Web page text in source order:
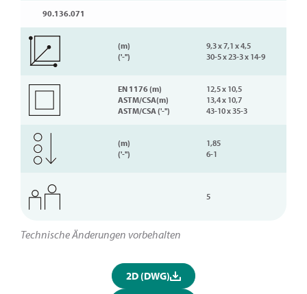
90.136.071
(m)
('-'')
9,3 x 7,1 x 4,5
30-5 x 23-3 x 14-9
EN 1176 (m)
ASTM/CSA(m)
ASTM/CSA ('-'')
12,5 x 10,5
13,4 x 10,7
43-10 x 35-3
(m)
('-'')
1,85
6-1
5
Technische Änderungen vorbehalten
2D (DWG)